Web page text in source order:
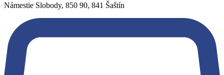
Námestie Slobody, 850 90, 841 Šaštín